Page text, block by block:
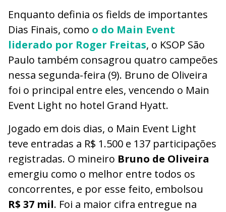
Enquanto definia os fields de importantes
Dias Finais, como o do Main Event
liderado por Roger Freitas, o KSOP São
Paulo também consagrou quatro campeões
nessa segunda-feira (9). Bruno de Oliveira
foi o principal entre eles, vencendo o Main
Event Light no hotel Grand Hyatt.
Jogado em dois dias, o Main Event Light
teve entradas a R$ 1.500 e 137 participações
registradas. O mineiro Bruno de Oliveira
emergiu como o melhor entre todos os
concorrentes, e por esse feito, embolsou
R$ 37 mil. Foi a maior cifra entregue na